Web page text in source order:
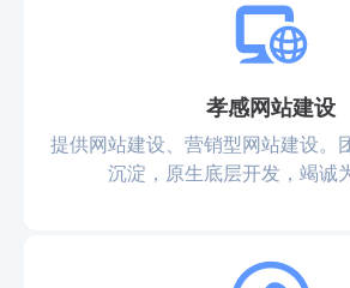
孝感网站建设
提供网站建设、营销型网站建设。
沉淀，原生底层开发，竭诚